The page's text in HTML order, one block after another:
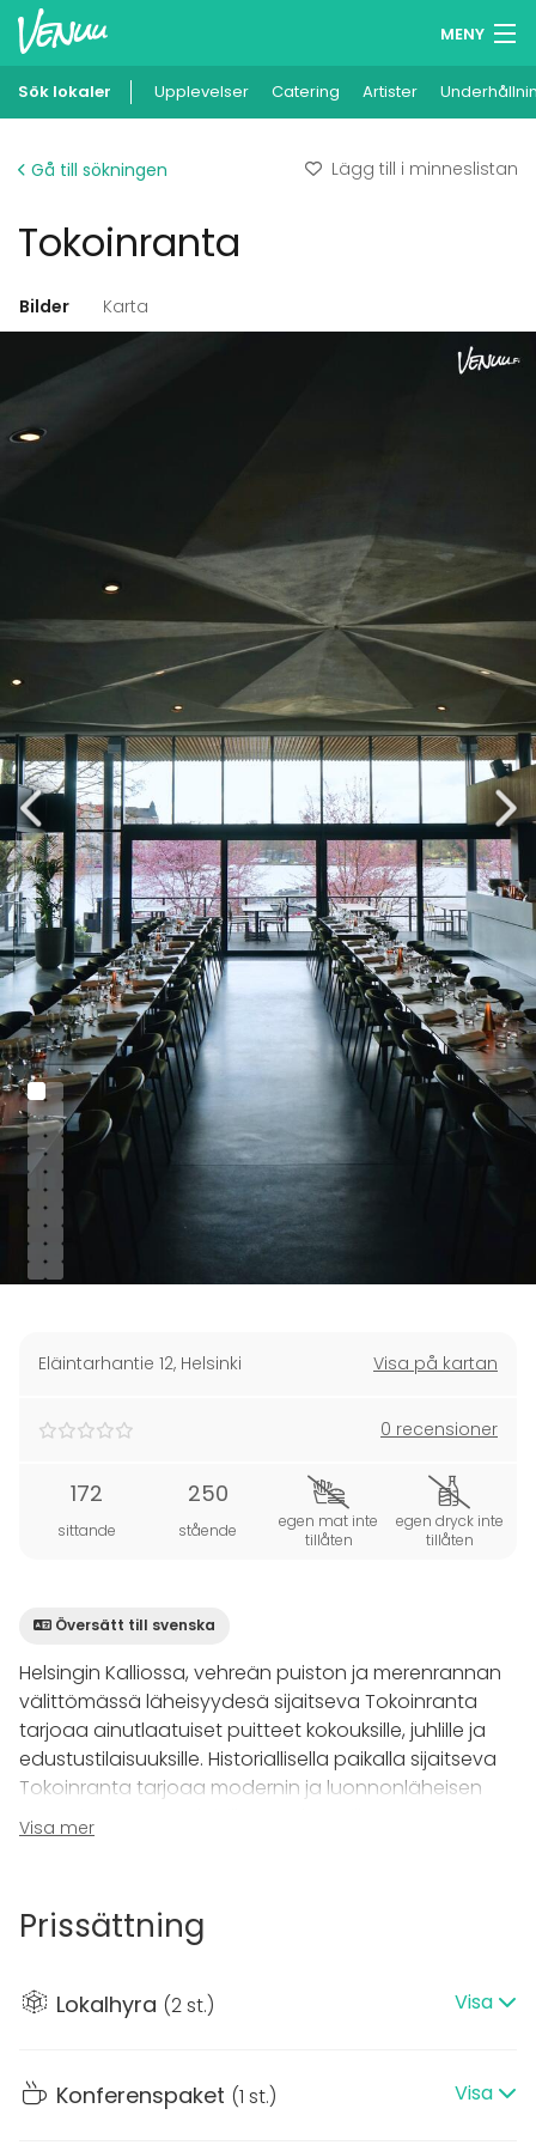
MENY
Minneslista
Lägg till din lokal
Sök lokaler Upplevelser Catering Artister
Gå till sökningen Lägg till i minneslistan
Tokoinranta
Bilder Karta
Eläintarhantie 12, Helsinki Visa på kartan
0 recensioner
172
sittande
250
stående
egen mat inte
tillåten
egen dryck inte
tillåten
Översätt till svenska
Helsingin Kalliossa, vehreän puiston ja merenrannan
välittömässä läheisyydesä sijaitseva Tokoinranta
tarjoaa ainutlaatuiset puitteet kokouksille, juhlille ja
edustustilaisuuksille. Historiallisella paikalla sijaitseva
Tokoinranta tarjoaa modernin ja luonnonläheisen
ympäristön monenlaisille tapahtumille.
intiimin ympäristön pienemmille kokouksille, kun taas
rennommin. Suurempia juhlia varten käytössä ovat
laaja terassi ja vehreä pihapiiri, joista avautuu kaunis
hengelle, ja kesäaikaan terassi laajentaa
kapasiteettia jopa 250 vieraaseen.
Visa mer
Prissättning
Lokalhyra (2 st.) Visa
Konferenspaket (1 st.) Visa